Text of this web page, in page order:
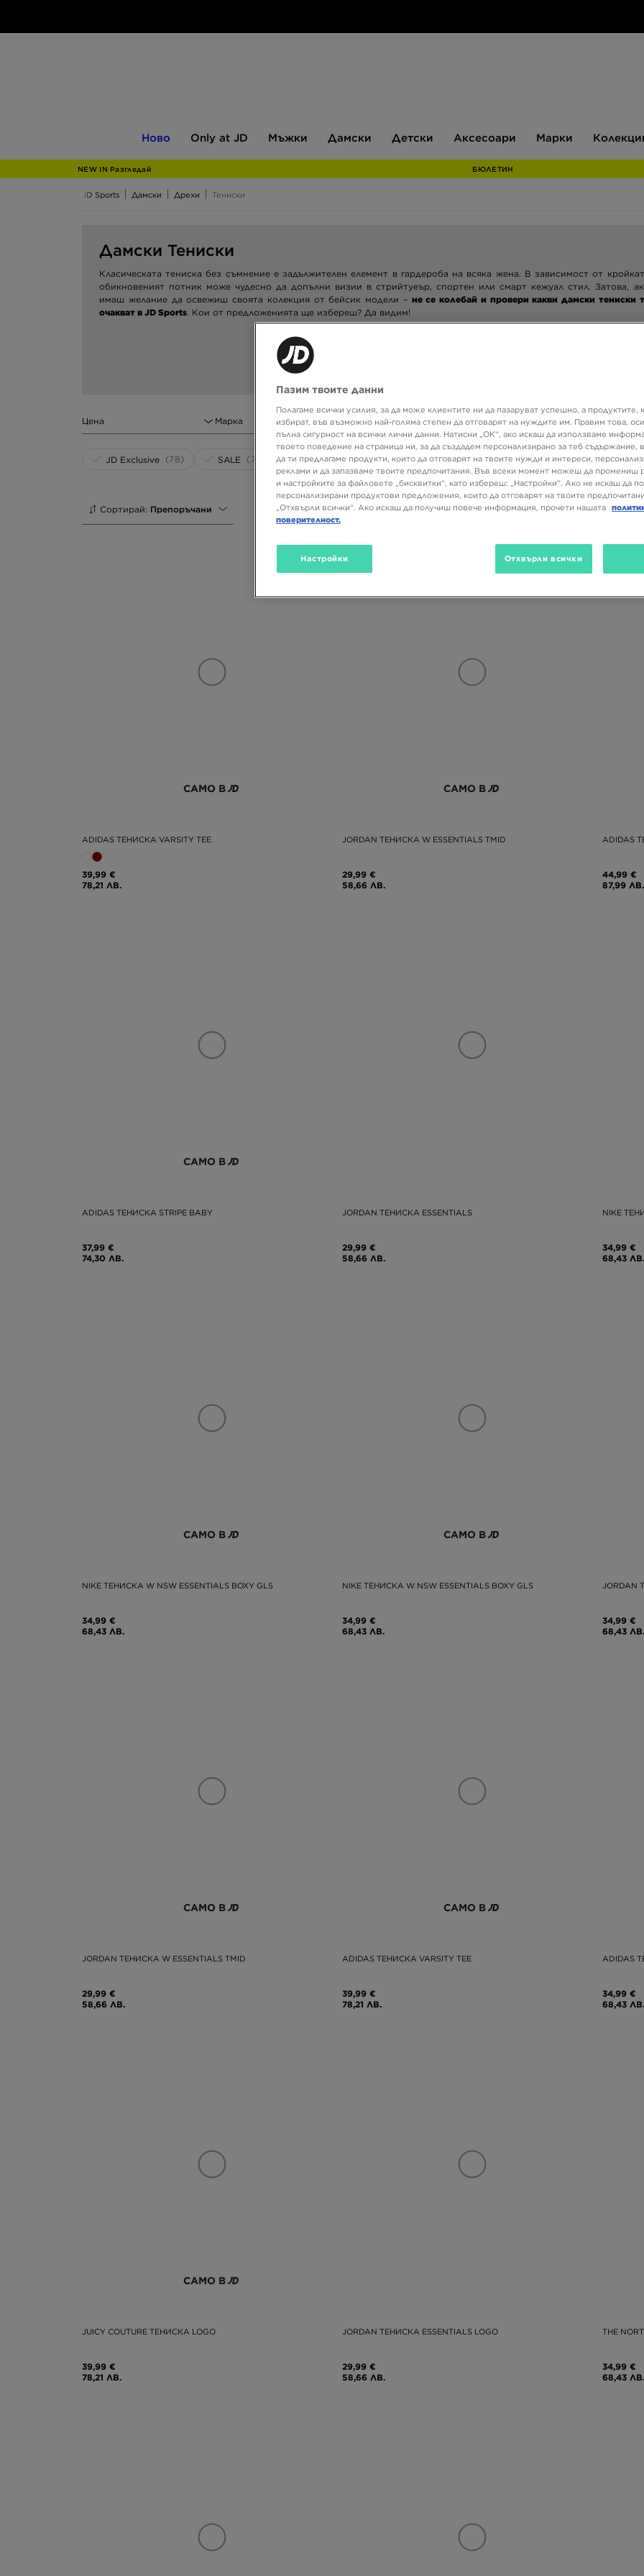
Ново
JD
Only at JD Мъжки Дамски Детски Аксесоари Марки
NEW IN Разгледай БЮЛЕТИН
JD Sports Дамски Дрехи Тениски
Дамски Тениски
Класическата тениска без съмнение е задължителен елемент в гардероба на всяка жена. В зависимост от
обикновеният потник може чудесно да допълни визии в стрийтуеър, спортен или смарт кежуал стил. Затова,
имаш желание да освежиш своята колекция от бейсик модели – не се колебай и провери какви дамски тениски
очакват в JD Sports. Кои от предложенията ще избереш? Да видим!
Цена Марка Размер Цвят Вид
JD Exclusive (78) SALE (73)
Сортирай: Препоръчани
САМО В
ADIDAS ТЕНИСКА VARSITY TEE
39,99 €
78,21 ЛВ.
САМО В
JORDAN ТЕНИСКА W ESSENTIALS TMID
29,99 €
58,66 ЛВ.
ADIDAS
44,99 €
87,99 ЛВ.
САМО В
ADIDAS ТЕНИСКА STRIPE BABY
37,99 €
74,30 ЛВ.
JORDAN ТЕНИСКА ESSENTIALS
29,99 €
58,66 ЛВ.
NIKE
34,99 €
68,43 ЛВ.
САМО В
NIKE ТЕНИСКА W NSW ESSENTIALS BOXY GLS
34,99 €
68,43 ЛВ.
САМО В
NIKE ТЕНИСКА W NSW ESSENTIALS BOXY GLS
34,99 €
68,43 ЛВ.
JORDAN
34,99 €
68,43 ЛВ.
САМО В
JORDAN ТЕНИСКА W ESSENTIALS TMID
29,99 €
58,66 ЛВ.
САМО В
ADIDAS ТЕНИСКА VARSITY TEE
39,99 €
78,21 ЛВ.
ADIDAS
34,99 €
68,43 ЛВ.
САМО В
JUICY COUTURE ТЕНИСКА LOGO
39,99 €
78,21 ЛВ.
JORDAN ТЕНИСКА ESSENTIALS LOGO
29,99 €
58,66 ЛВ.
THE
34,99 €
68,43 ЛВ.
Пазим твоите данни
Полагаме всички усилия, за да може клиентите ни да пазаруват успешно, а продуктите,
избират, във възможно най-голяма степен да отговарят на нуждите им. Правим това,
пълна сигурност на всички лични данни. Натисни „ОК“, ако искаш да използваме
твоето поведение на страница ни, за да създадем персонализирано за теб съдържание,
да ти предлагаме продукти, които да отговарят на твоите нужди и интереси,
реклами и да запазваме твоите предпочитания. Във всеки момент можеш да промениш
и настройките за файловете „бисквитки“, като избереш: „Настройки“. Ако не искаш да
персонализирани продуктови предложения, които да отговарят на твоите
„Отхвърли всички“. Ако искаш да получиш повече информация, прочети нашата
поверителност.
Настройки Отхвърли всички